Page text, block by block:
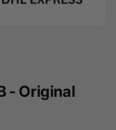
- Original